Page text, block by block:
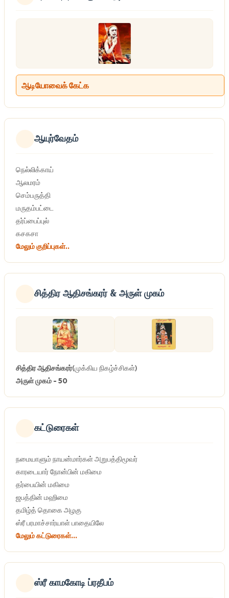
ஆடியோவைக் கேட்க
ஆயுர்வேதம்
நெல்லிக்காய்
ஆலமரம்
செம்பருத்தி
மருதம்பட்டை
தர்ப்பைப்புல்
கசகசா
மேலும் குறிப்புகள்..
சித்திர ஆதிசங்கரர் & அருள் முகம்
சித்திர ஆதிசங்கரர்(முக்கிய நிகழ்ச்சிகள்)
அருள் முகம் - 50
கட்டுரைகள்
நமையாளும் நாயன்மார்கள் அறுபத்திமூவர்
காரடையார் நோன்பின் மகிமை
தர்பையின் மகிமை
ஜபத்தின் மஹிமை
தமிழ்த் தொகை அழகு
ஸ்ரீ பரமாச்சார்யாள் பாதையிலே
மேலும் கட்டுரைகள்...
ஸ்ரீ காமகோடி ப்ரதீபம்